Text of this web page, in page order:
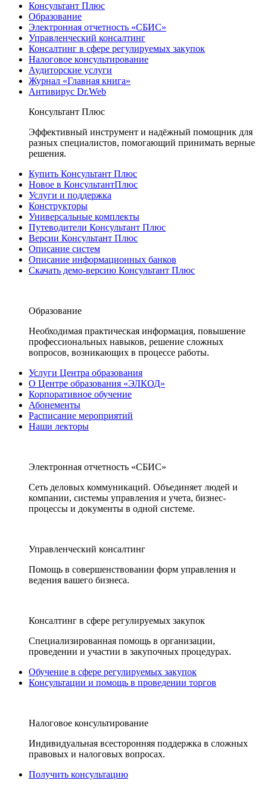
Консультант Плюс
Образование
Электронная отчетность «СБИС»
Управленческий консалтинг
Консалтинг в сфере регулируемых закупок
Налоговое консультирование
Аудиторские услуги
Журнал «Главная книга»
Антивирус Dr.Web
Консультант Плюс
Эффективный инструмент и надёжный помощник для
разных специалистов, помогающий принимать верные
решения.
Купить Консультант Плюс
Новое в КонсультантПлюс
Услуги и поддержка
Конструкторы
Универсальные комплекты
Путеводители Консультант Плюс
Версии Консультант Плюс
Описание систем
Описание информационных банков
Скачать демо-версию Консультант Плюс
Образование
Необходимая практическая информация, повышение
профессиональных навыков, решение сложных
вопросов, возникающих в процессе работы.
Услуги Центра образования
О Центре образования «ЭЛКОД»
Корпоративное обучение
Абонементы
Расписание мероприятий
Наши лекторы
Электронная отчетность «СБИС»
Сеть деловых коммуникаций. Объединяет людей и
компании, системы управления и учета, бизнес-
процессы и документы в одной системе.
Управленческий консалтинг
Помощь в совершенствовании форм управления и
ведения вашего бизнеса.
Консалтинг в сфере регулируемых закупок
Специализированная помощь в организации,
проведении и участии в закупочных процедурах.
Обучение в сфере регулируемых закупок
Консультации и помощь в проведении торгов
Налоговое консультирование
Индивидуальная всесторонняя поддержка в сложных
правовых и налоговых вопросах.
Получить консультацию